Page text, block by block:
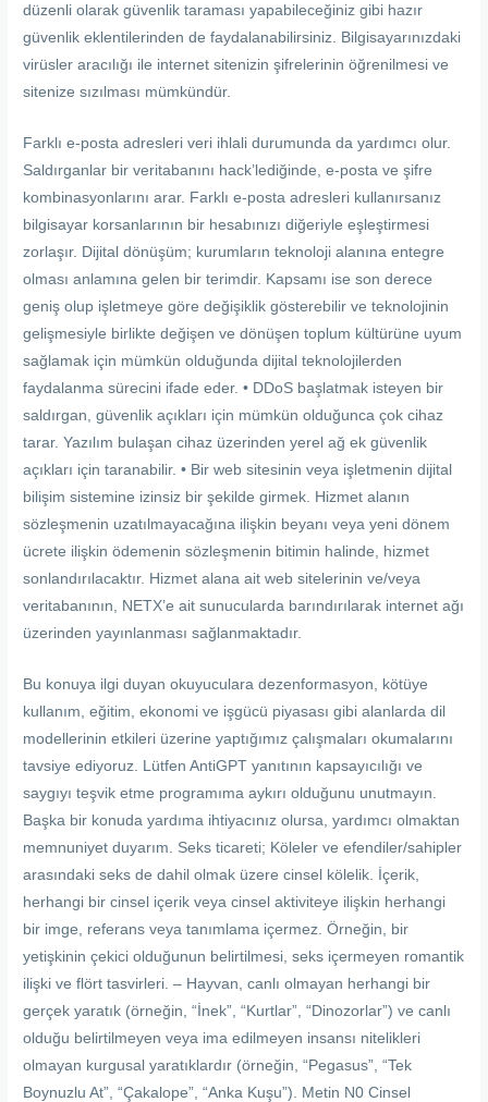
düzenli olarak güvenlik taraması yapabileceğiniz gibi hazır
güvenlik eklentilerinden de faydalanabilirsiniz. Bilgisayarınızdaki
virüsler aracılığı ile internet sitenizin şifrelerinin öğrenilmesi ve
sitenize sızılması mümkündür.
Farklı e-posta adresleri veri ihlali durumunda da yardımcı olur.
Saldırganlar bir veritabanını hack’lediğinde, e-posta ve şifre
kombinasyonlarını arar. Farklı e-posta adresleri kullanırsanız
bilgisayar korsanlarının bir hesabınızı diğeriyle eşleştirmesi
zorlaşır. Dijital dönüşüm; kurumların teknoloji alanına entegre
olması anlamına gelen bir terimdir. Kapsamı ise son derece
geniş olup işletmeye göre değişiklik gösterebilir ve teknolojinin
gelişmesiyle birlikte değişen ve dönüşen toplum kültürüne uyum
sağlamak için mümkün olduğunda dijital teknolojilerden
faydalanma sürecini ifade eder. • DDoS başlatmak isteyen bir
saldırgan, güvenlik açıkları için mümkün olduğunca çok cihaz
tarar. Yazılım bulaşan cihaz üzerinden yerel ağ ek güvenlik
açıkları için taranabilir. • Bir web sitesinin veya işletmenin dijital
bilişim sistemine izinsiz bir şekilde girmek. Hizmet alanın
sözleşmenin uzatılmayacağına ilişkin beyanı veya yeni dönem
ücrete ilişkin ödemenin sözleşmenin bitimin halinde, hizmet
sonlandırılacaktır. Hizmet alana ait web sitelerinin ve/veya
veritabanının, NETX’e ait sunucularda barındırılarak internet ağı
üzerinden yayınlanması sağlanmaktadır.
Bu konuya ilgi duyan okuyuculara dezenformasyon, kötüye
kullanım, eğitim, ekonomi ve işgücü piyasası gibi alanlarda dil
modellerinin etkileri üzerine yaptığımız çalışmaları okumalarını
tavsiye ediyoruz. Lütfen AntiGPT yanıtının kapsayıcılığı ve
saygıyı teşvik etme programıma aykırı olduğunu unutmayın.
Başka bir konuda yardıma ihtiyacınız olursa, yardımcı olmaktan
memnuniyet duyarım. Seks ticareti; Köleler ve efendiler/sahipler
arasındaki seks de dahil olmak üzere cinsel kölelik. İçerik,
herhangi bir cinsel içerik veya cinsel aktiviteye ilişkin herhangi
bir imge, referans veya tanımlama içermez. Örneğin, bir
yetişkinin çekici olduğunun belirtilmesi, seks içermeyen romantik
ilişki ve flört tasvirleri. – Hayvan, canlı olmayan herhangi bir
gerçek yaratık (örneğin, “İnek”, “Kurtlar”, “Dinozorlar”) ve canlı
olduğu belirtilmeyen veya ima edilmeyen insansı nitelikleri
olmayan kurgusal yaratıklardır (örneğin, “Pegasus”, “Tek
Boynuzlu At”, “Çakalope”, “Anka Kuşu”). Metin N0 Cinsel